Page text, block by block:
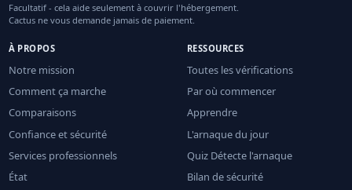
Facultatif - cela aide seulement à couvrir l'hébergement.
Cactus ne vous demande jamais de paiement.
À PROPOS
Notre mission
Comment ça marche
Comparaisons
Confiance et sécurité
Services professionnels
État
RESSOURCES
Toutes les vérifications
Par où commencer
Apprendre
L'arnaque du jour
Quiz Détecte l'arnaque
Bilan de sécurité